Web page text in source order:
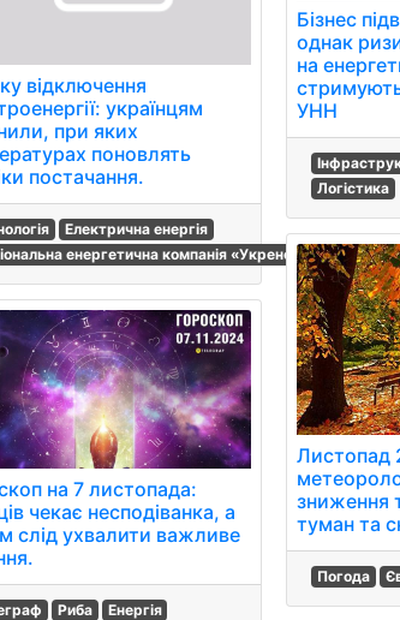
відключення
українцям
при яких
поновлять
постачання.
Електрична енергія
енергетична компанія «Укренерго»
на 7 листопада:
чекає несподіванка, а
слід ухвалити важливе
Риба Енергія
Бізнес
однак
на
УНН
Логістика
Листопад
зниження
туман та
Погода